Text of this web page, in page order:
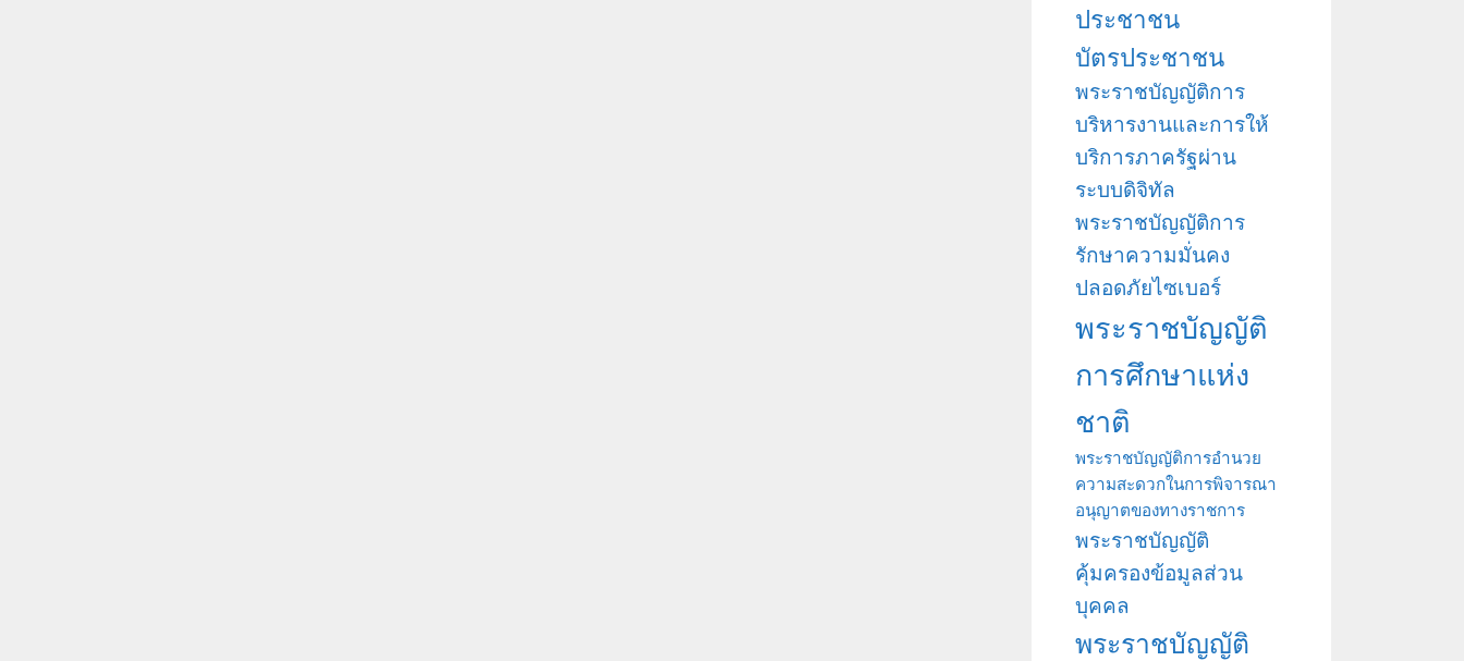
ประชาชน
บัตรประชาชน
พระราชบัญญัติการ
บริหารงานและการให้
บริการภาครัฐผ่าน
ระบบดิจิทัล
พระราชบัญญัติการ
รักษาความมั่นคง
ปลอดภัยไซเบอร์
พระราชบัญญัติ
การศึกษาแห่ง
ชาติ
พระราชบัญญัติการอำนวย
ความสะดวกในการพิจารณา
อนุญาตของทางราชการ
พระราชบัญญัติ
คุ้มครองข้อมูลส่วน
บุคคล
พระราชบัญญัติ